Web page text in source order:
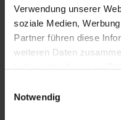
Verwendung unserer
soziale Medien,
Partner führen diese
weiteren Daten
haben oder die sie im
Notwendig